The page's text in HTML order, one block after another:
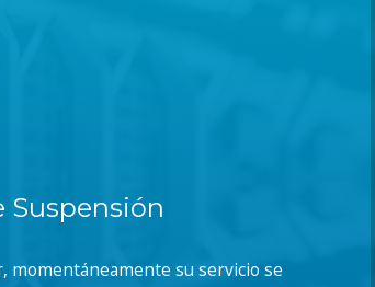
Suspensión
momentáneamente su servicio se